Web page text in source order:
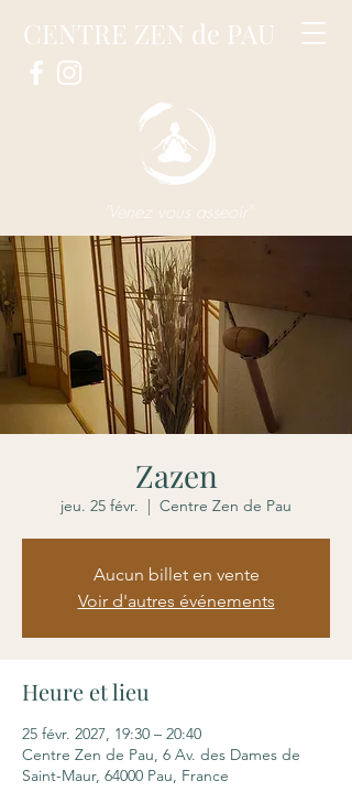
CENTRE ZEN de PAU
"Venez vous asseoir"
Zazen
jeu. 25 févr.
  |
Centre Zen de Pau
Aucun billet en vente
Voir d'autres événements
Heure et lieu
25 févr. 2027, 19:30 – 20:40
Centre Zen de Pau, 6 Av. des Dames de
Saint-Maur, 64000 Pau, France